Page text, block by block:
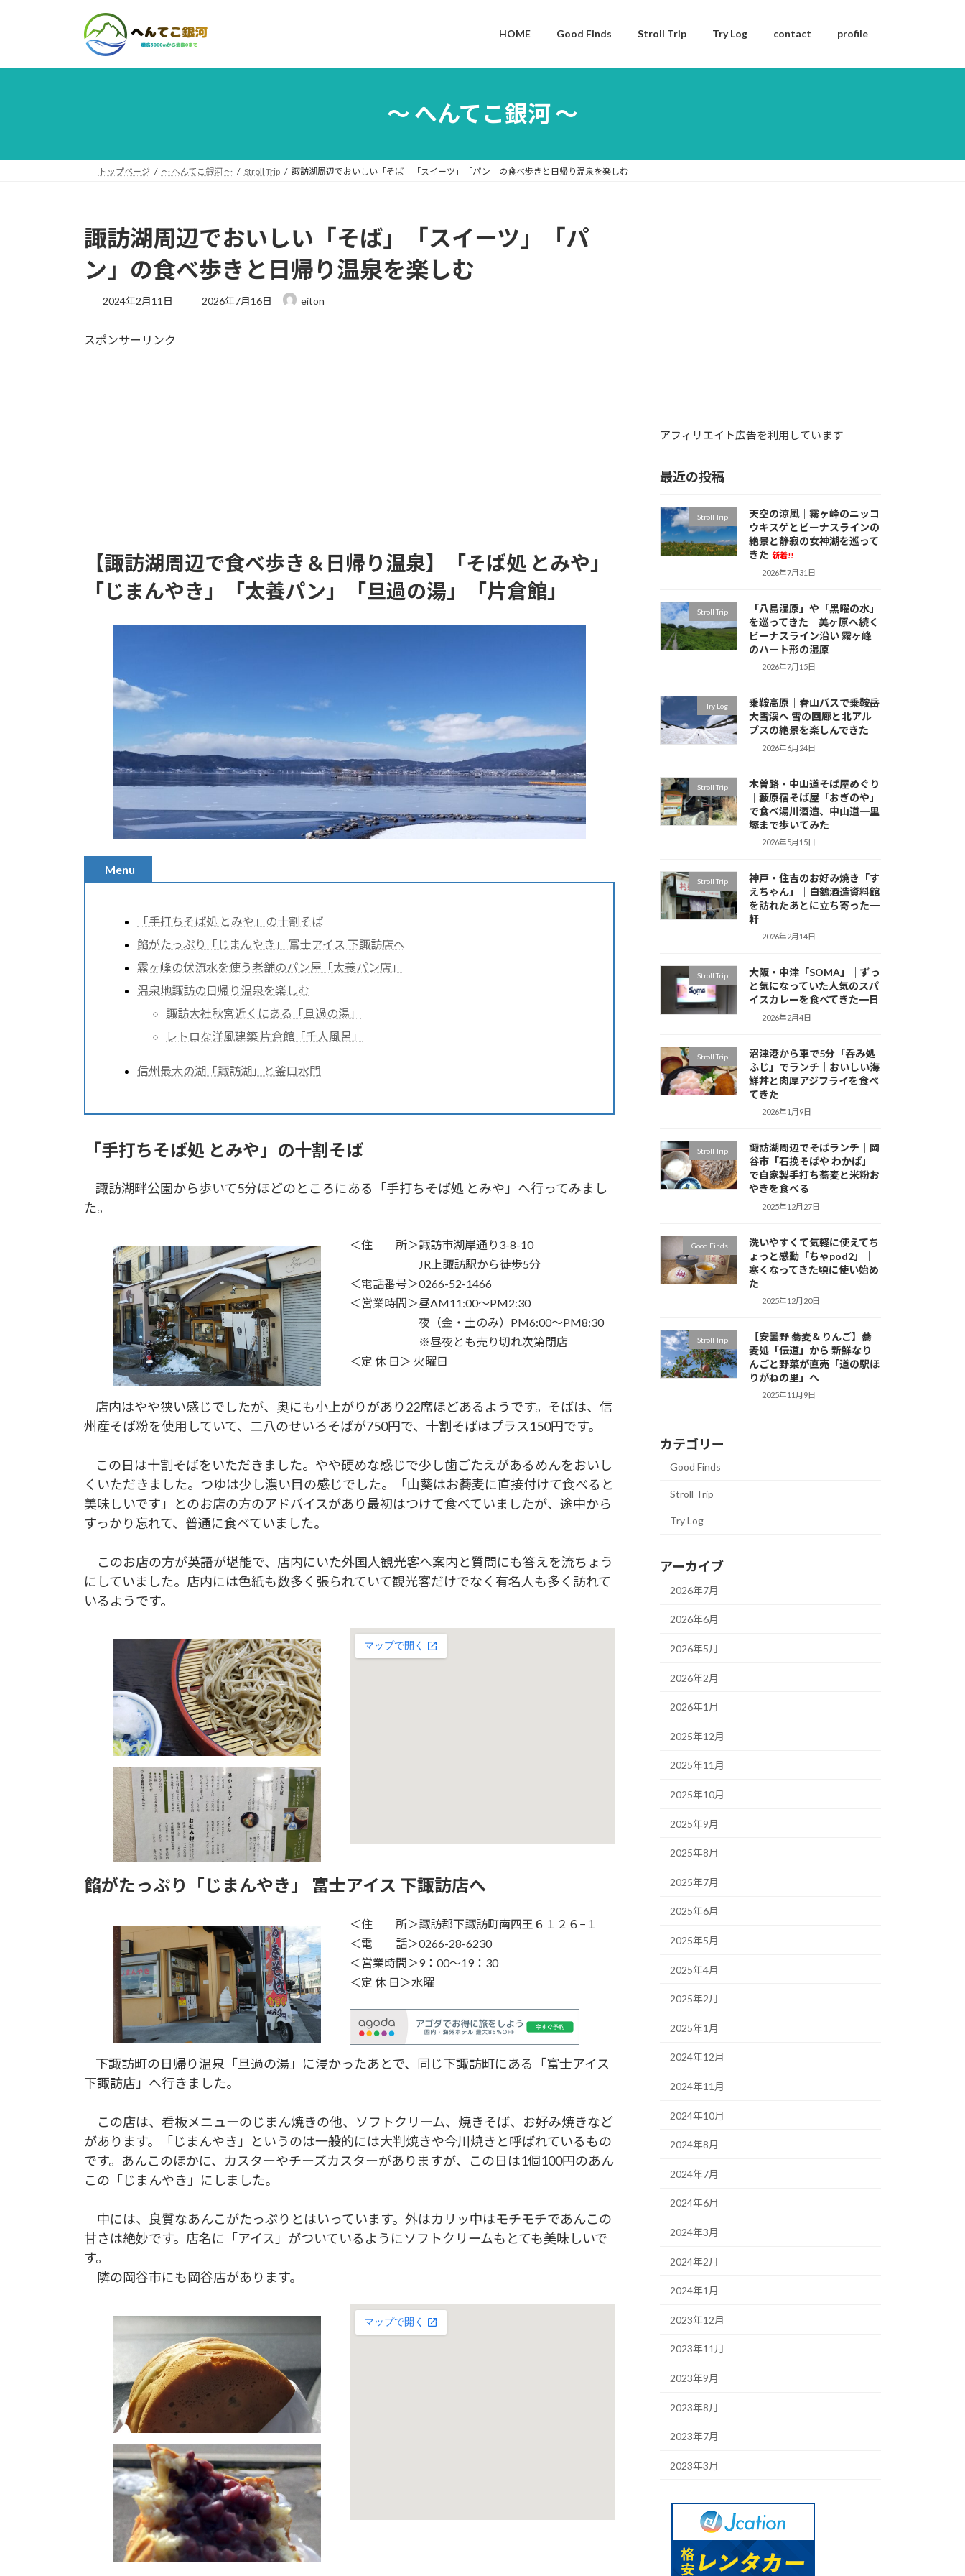
プ
動
HOME Good Finds Stroll Trip Try Log contact profile
〜 へんてこ銀河 〜
トップページ 〜 へんてこ銀河 〜 Stroll Trip 諏訪湖周辺でおいしい「そば」「スイーツ」「パン」の食べ歩きと日帰り温泉を楽しむ
諏訪湖周辺でおいしい「そば」「スイーツ」「パ
ン」の食べ歩きと日帰り温泉を楽しむ
2024年2月11日
最
2026年7月16日 eiton
スポンサーリンク
【諏訪湖周辺で食べ歩き＆日帰り温泉】「そば処 とみや」
「じまんやき」「太養パン」「旦過の湯」「片倉館」
Menu
「手打ちそば処 とみや」の十割そば
餡がたっぷり「じまんやき」 富士アイス 下諏訪店へ
霧ヶ峰の伏流水を使う老舗のパン屋「太養パン店」
温泉地諏訪の日帰り温泉を楽しむ
諏訪大社秋宮近くにある「旦過の湯」
レトロな洋風建築 片倉館「千人風呂」
信州最大の湖「諏訪湖」と釜口水門
「手打ちそば処 とみや」の十割そば
諏訪湖畔公園から歩いて5分ほどのところにある「手打ちそば処 とみや」へ行ってみまし
た。
＜住 所＞諏訪市湖岸通り3-8-10
JR上諏訪駅から徒歩5分
＜電話番号＞0266-52-1466
＜営業時間＞昼AM11:00〜PM2:30
夜（金・土のみ）PM6:00〜PM8:30
※昼夜とも売り切れ次第閉店
＜定 休 日＞ 火曜日
店内はやや狭い感じでしたが、奥にも小上がりがあり22席ほどあるようです。そばは、信
州産そば粉を使用していて、二八のせいろそばが750円で、十割そばはプラス150円です。
この日は十割そばをいただきました。やや硬めな感じで少し歯ごたえがあるめんをおいし
くいただきました。つゆは少し濃い目の感じでした。「山葵はお蕎麦に直接付けて食べると
美味しいです」とのお店の方のアドバイスがあり最初はつけて食べていましたが、途中から
すっかり忘れて、普通に食べていました。
このお店の方が英語が堪能で、店内にいた外国人観光客へ案内と質問にも答えを流ちょう
にしていました。店内には色紙も数多く張られていて観光客だけでなく有名人も多く訪れて
いるようです。
餡がたっぷり「じまんやき」 富士アイス 下諏訪店へ
＜住 所＞諏訪郡下諏訪町南四王６１２６−１
＜電 話＞0266-28-6230
＜営業時間＞9：00～19：30
＜定 休 日＞水曜
下諏訪町の日帰り温泉「旦過の湯」に浸かったあとで、同じ下諏訪町にある「富士アイス
下諏訪店」へ行きました。
この店は、看板メニューのじまん焼きの他、ソフトクリーム、焼きそば、お好み焼きなど
があります。「じまんやき」というのは一般的には大判焼きや今川焼きと呼ばれているもの
です。あんこのほかに、カスターやチーズカスターがありますが、この日は1個100円のあん
この「じまんやき」にしました。
中には、良質なあんこがたっぷりとはいっています。外はカリッ中はモチモチであんこの
甘さは絶妙です。店名に「アイス」がついているようにソフトクリームもとても美味しいで
す。
隣の岡谷市にも岡谷店があります。
アフィリエイト広告を利用しています
最近の投稿
Stroll Trip
天空の涼風｜霧ヶ峰のニッコ
ウキスゲとビーナスラインの
絶景と静寂の女神湖を巡って
きた 新着!!
2026年7月31日
Stroll Trip
「八島湿原」や「黒曜の水」
を巡ってきた｜美ヶ原へ続く
ビーナスライン沿い 霧ヶ峰
のハート形の湿原
2026年7月15日
Try Log
乗鞍高原｜春山バスで乗鞍岳
大雪渓へ 雪の回廊と北アル
プスの絶景を楽しんできた
2026年6月24日
Stroll Trip
木曽路・中山道そば屋めぐり
｜藪原宿そば屋「おぎのや」
で食べ湯川酒造、中山道一里
塚まで歩いてみた
2026年5月15日
Stroll Trip
神戸・住吉のお好み焼き「す
えちゃん」｜白鶴酒造資料館
を訪れたあとに立ち寄った一
軒
2026年2月14日
Stroll Trip
大阪・中津「SOMA」｜ずっ
と気になっていた人気のスパ
イスカレーを食べてきた一日
2026年2月4日
Stroll Trip
沼津港から車で5分「呑み処
ふじ」でランチ｜おいしい海
鮮丼と肉厚アジフライを食べ
てきた
2026年1月9日
Stroll Trip
諏訪湖周辺でそばランチ｜岡
谷市「石挽そばや わかば」
で自家製手打ち蕎麦と米粉お
やきを食べる
2025年12月27日
Good Finds
洗いやすくて気軽に使えてち
ょっと感動「ちゃpod2」｜
寒くなってきた頃に使い始め
た
2025年12月20日
Stroll Trip
【安曇野 蕎麦＆りんご】蕎
麦処「伝道」から 新鮮なり
んごと野菜が直売「道の駅ほ
りがねの里」へ
2025年11月9日
カテゴリー
Good Finds
Stroll Trip
Try Log
アーカイブ
2026年7月
2026年6月
2026年5月
2026年2月
2026年1月
2025年12月
2025年11月
2025年10月
2025年9月
2025年8月
2025年7月
2025年6月
2025年5月
2025年4月
2025年2月
2025年1月
2024年12月
2024年11月
2024年10月
2024年8月
2024年7月
2024年6月
2024年3月
2024年2月
2024年1月
2023年12月
2023年11月
2023年9月
2023年8月
2023年7月
2023年3月